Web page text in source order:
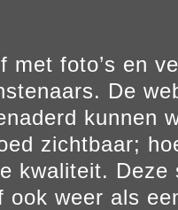
foto’s en
De
kunnen
zichtbaar;
kwaliteit.
weer als